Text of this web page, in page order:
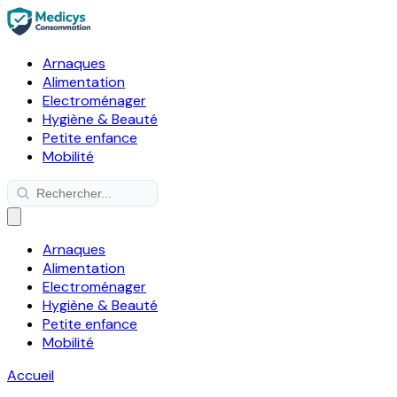
Arnaques
Alimentation
Electroménager
Hygiène & Beauté
Petite enfance
Mobilité
Arnaques
Alimentation
Electroménager
Hygiène & Beauté
Petite enfance
Mobilité
Accueil